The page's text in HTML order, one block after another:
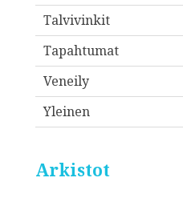
Talvivinkit
Tapahtumat
Veneily
Yleinen
Arkistot